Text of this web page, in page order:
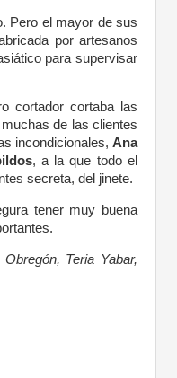
Pero el mayor de sus
por artesanos
para supervisar
cortador cortaba las
de las clientes
incondicionales,Ana
, a la que todo el
secreta, del jinete.
tener muy buena
Teria Yabar,